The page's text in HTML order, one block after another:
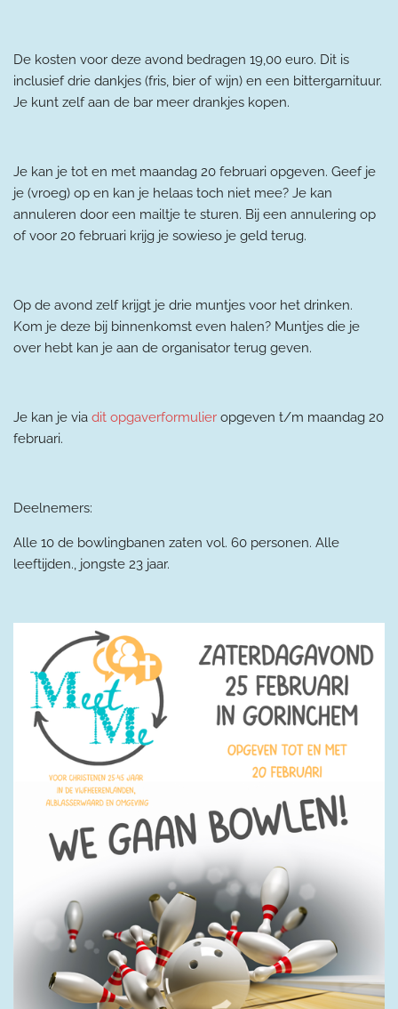
De kosten voor deze avond bedragen 19,00 euro. Dit is
inclusief drie dankjes (fris, bier of wijn) en een bittergarnituur.
Je kunt zelf aan de bar meer drankjes kopen.
Je kan je tot en met maandag 20 februari opgeven. Geef je
je (vroeg) op en kan je helaas toch niet mee? Je kan
annuleren door een mailtje te sturen. Bij een annulering op
of voor 20 februari krijg je sowieso je geld terug.
Op de avond zelf krijgt je drie muntjes voor het drinken.
Kom je deze bij binnenkomst even halen? Muntjes die je
over hebt kan je aan de organisator terug geven.
Je kan je via dit opgaverformulier opgeven t/m maandag 20
februari.
Deelnemers:
Alle 10 de bowlingbanen zaten vol. 60 personen. Alle
leeftijden., jongste 23 jaar.